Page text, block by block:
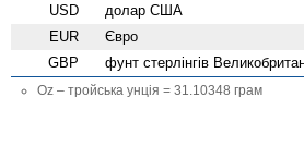
USD
долар США
EUR Євро
GBP фунт стерлінгів
Oz – тройська унція = 31.10348 грам